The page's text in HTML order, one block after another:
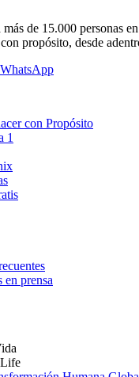
de 15.000 personas
propósito, desde
WhatsApp
con Propósito
1
en prensa